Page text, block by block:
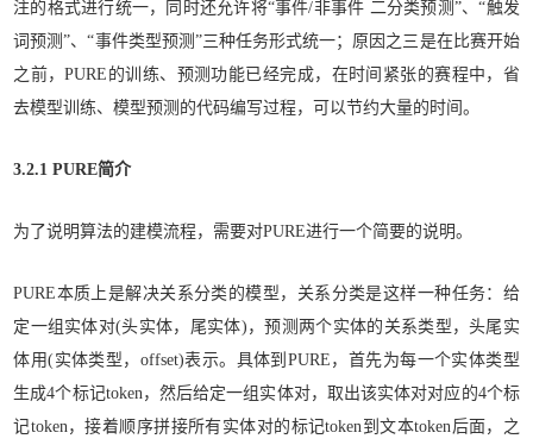
注的格式进行统一，同时还允许将“事件/非事件 二分类预测”、“触发
词预测”、“事件类型预测”三种任务形式统一；原因之三是在比赛开始
之前，PURE的训练、预测功能已经完成，在时间紧张的赛程中，省
去模型训练、模型预测的代码编写过程，可以节约大量的时间。
3.2.1 PURE简介
为了说明算法的建模流程，需要对PURE进行一个简要的说明。
PURE本质上是解决关系分类的模型，关系分类是这样一种任务：给
定一组实体对(头实体，尾实体)，预测两个实体的关系类型，头尾实
体用(实体类型，offset)表示。具体到PURE，首先为每一个实体类型
生成4个标记token，然后给定一组实体对，取出该实体对对应的4个标
记token，接着顺序拼接所有实体对的标记token到文本token后面，之